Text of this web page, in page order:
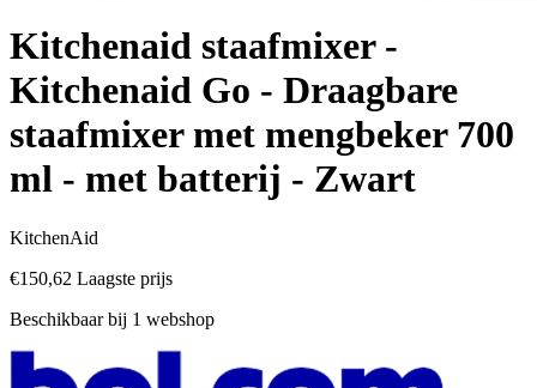
Kitchenaid staafmixer -
Kitchenaid Go - Draagbare
staafmixer met mengbeker 700
ml - met batterij - Zwart
KitchenAid
€150,62 Laagste prijs
Beschikbaar bij 1 webshop